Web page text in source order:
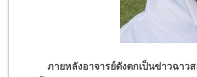
ภายหลังอาจารย์ดังตกเป็นข่าวฉาวสะ